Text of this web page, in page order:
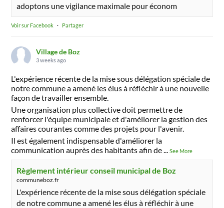
adoptons une vigilance maximale pour économ
Voir sur Facebook · Partager
Village de Boz
3 weeks ago
L'expérience récente de la mise sous délégation spéciale de
notre commune a amené les élus à réfléchir à une nouvelle
façon de travailler ensemble.
Une organisation plus collective doit permettre de
renforcer l'équipe municipale et d'améliorer la gestion des
affaires courantes comme des projets pour l'avenir.
Il est également indispensable d'améliorer la
communication auprès des habitants afin de
...See More
Règlement intérieur conseil municipal de Boz
communeboz.fr
L'expérience récente de la mise sous délégation spéciale
de notre commune a amené les élus à réfléchir à une